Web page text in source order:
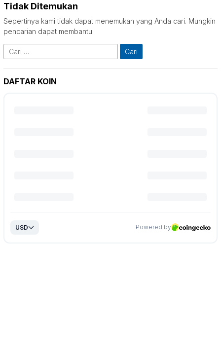
Tidak Ditemukan
Sepertinya kami tidak dapat menemukan yang Anda cari. Mungkin
pencarian dapat membantu.
Cari
untuk:
DAFTAR KOIN